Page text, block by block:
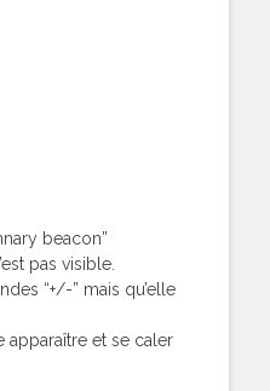
beacon”
pas visible.
“+/-” mais qu’elle
apparaître et se caler